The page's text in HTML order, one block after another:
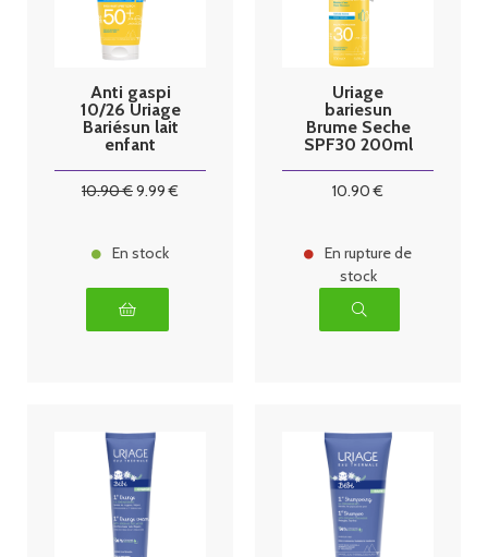
Anti gaspi
10/26 Uriage
Bariésun lait
enfant
10.90€9.99 €
En stock
Uriage
bariesun
Brume Seche
SPF30 200ml
10.90 €
En rupture de
stock